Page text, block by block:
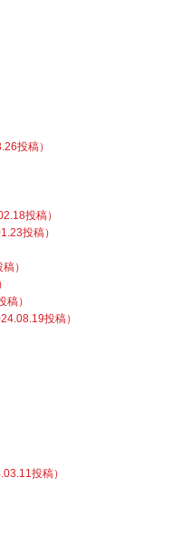
投稿）
投稿）
投稿）
）
）
投稿）
投稿）